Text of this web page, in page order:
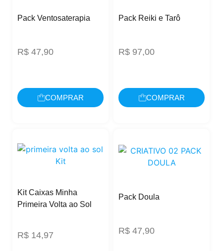
Pack Ventosaterapia
R$ 47,90
COMPRAR
Pack Reiki e Tarô
R$ 97,00
COMPRAR
Kit Caixas Minha
Primeira Volta ao Sol
R$ 14,97
Pack Doula
R$ 47,90